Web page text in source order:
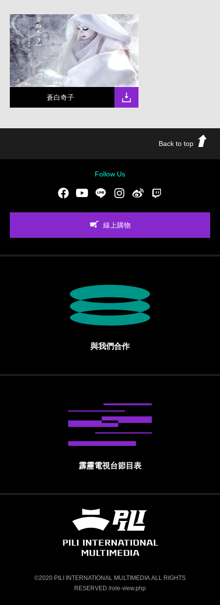
蒼白奇子
Back to top
Follow Us
FacebookYoutubeLINE Instgram新浪微博
線上購物
與我們合作
霹靂電視台節目表
霹靂國際多媒體股份有限公司 PILI
©2020 PILI INTERNATIONAL MULTIMEDIA.ALL RIGHTS
RESERVED /role-view.php